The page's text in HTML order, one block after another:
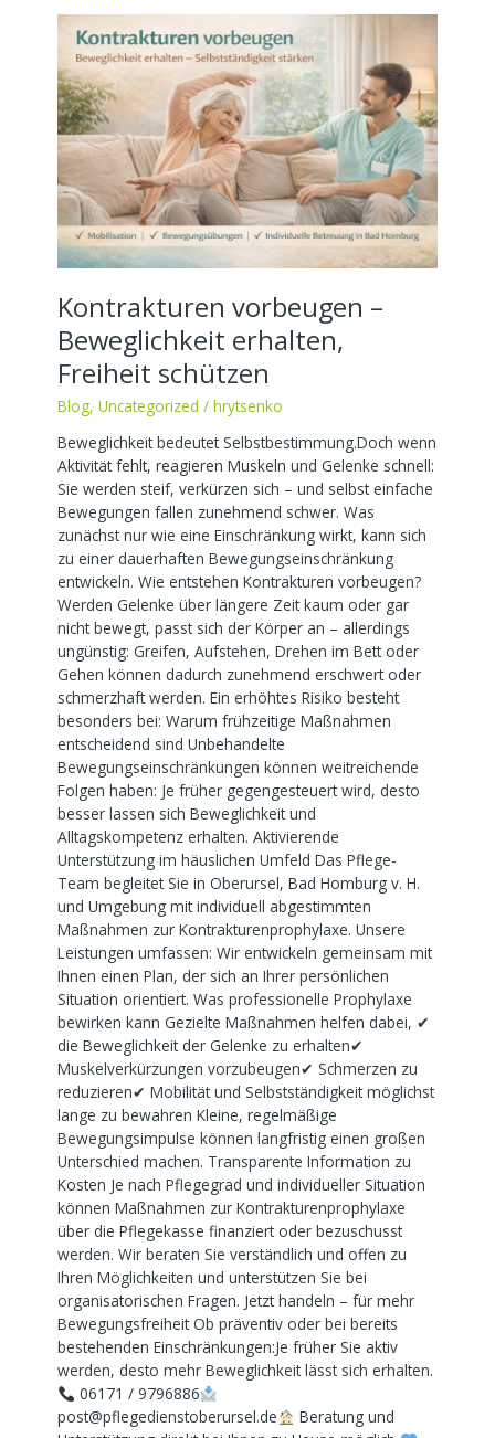
Kontrakturen vorbeugen –
Beweglichkeit erhalten,
Freiheit schützen
Blog,Uncategorized /hrytsenko
Beweglichkeit bedeutet Selbstbestimmung.Doch wenn
Aktivität fehlt, reagieren Muskeln und Gelenke schnell:
Sie werden steif, verkürzen sich – und selbst einfache
Bewegungen fallen zunehmend schwer. Was
zunächst nur wie eine Einschränkung wirkt, kann sich
zu einer dauerhaften Bewegungseinschränkung
entwickeln. Wie entstehen Kontrakturen vorbeugen?
Werden Gelenke über längere Zeit kaum oder gar
nicht bewegt, passt sich der Körper an – allerdings
ungünstig: Greifen, Aufstehen, Drehen im Bett oder
Gehen können dadurch zunehmend erschwert oder
schmerzhaft werden. Ein erhöhtes Risiko besteht
besonders bei: Warum frühzeitige Maßnahmen
entscheidend sind Unbehandelte
Bewegungseinschränkungen können weitreichende
Folgen haben: Je früher gegengesteuert wird, desto
besser lassen sich Beweglichkeit und
Alltagskompetenz erhalten. Aktivierende
Unterstützung im häuslichen Umfeld Das Pflege-
Team begleitet Sie in Oberursel, Bad Homburg v. H.
und Umgebung mit individuell abgestimmten
Maßnahmen zur Kontrakturenprophylaxe. Unsere
Leistungen umfassen: Wir entwickeln gemeinsam mit
Ihnen einen Plan, der sich an Ihrer persönlichen
Situation orientiert. Was professionelle Prophylaxe
bewirken kann Gezielte Maßnahmen helfen dabei, ✔
die Beweglichkeit der Gelenke zu erhalten✔
Muskelverkürzungen vorzubeugen✔ Schmerzen zu
reduzieren✔ Mobilität und Selbstständigkeit möglichst
lange zu bewahren Kleine, regelmäßige
Bewegungsimpulse können langfristig einen großen
Unterschied machen. Transparente Information zu
Kosten Je nach Pflegegrad und individueller Situation
können Maßnahmen zur Kontrakturenprophylaxe
über die Pflegekasse finanziert oder bezuschusst
werden. Wir beraten Sie verständlich und offen zu
Ihren Möglichkeiten und unterstützen Sie bei
organisatorischen Fragen. Jetzt handeln – für mehr
Bewegungsfreiheit Ob präventiv oder bei bereits
bestehenden Einschränkungen:Je früher Sie aktiv
werden, desto mehr Beweglichkeit lässt sich erhalten.
06171 / 9796886
post@pflegedienstoberursel.de
Beratung und
Kontrakturen
vorbeugen
–
Beweglichkeit
erhalten,
Freiheit
schützen